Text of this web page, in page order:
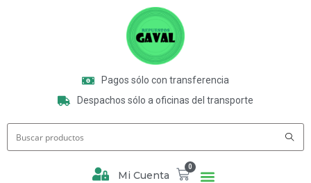
Pagos sólo con transferencia
Despachos sólo a oficinas del transporte
Mi Cuenta
0